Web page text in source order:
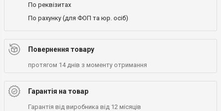
По реквізитах
По рахунку (для ФОП та юр. осіб)
Повернення товару
протягом 14 днів з моменту отримання
Гарантія на товар
Гарантія від виробника від 12 місяців